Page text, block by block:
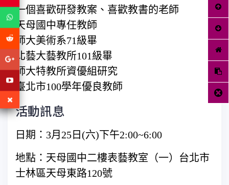
一個喜歡研發教案、喜歡教書的老師
天母國中專任教師
師大美術系71級畢
北藝大藝教所101級畢
師大特教所資優組研究
臺北市100學年優良教師
活動訊息
日期：3月25日(六)下午2:00~6:00
地點：天母國中二樓表藝教室（一）台北市
士林區天母東路120號